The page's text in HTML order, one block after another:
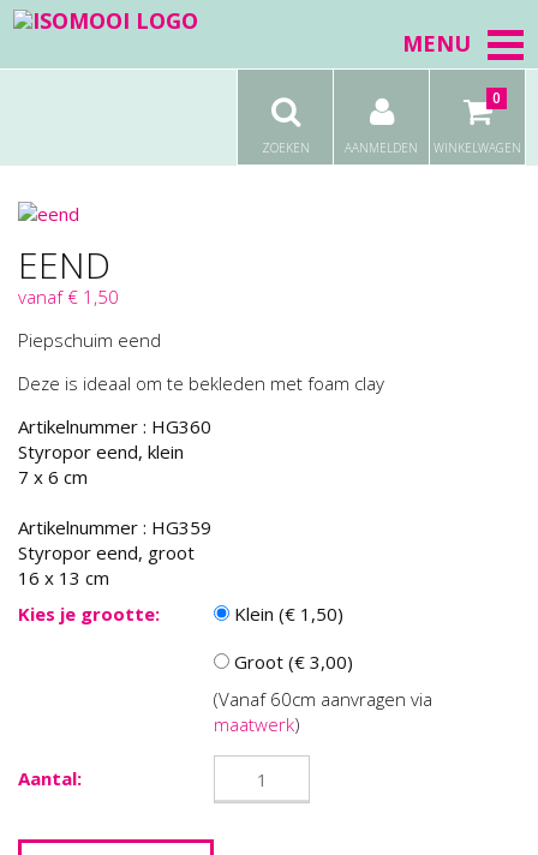
MENU
ZOEKEN AANMELDEN WINKELWAGEN
0
EEND
vanaf € 1,50
Piepschuim eend
Deze is ideaal om te bekleden met foam clay
Artikelnummer : HG360
Styropor eend, klein
7 x 6 cm
Artikelnummer : HG359
Styropor eend, groot
16 x 13 cm
Kies je grootte:
Klein (€ 1,50)
Groot (€ 3,00)
(Vanaf 60cm aanvragen via
maatwerk)
Aantal: